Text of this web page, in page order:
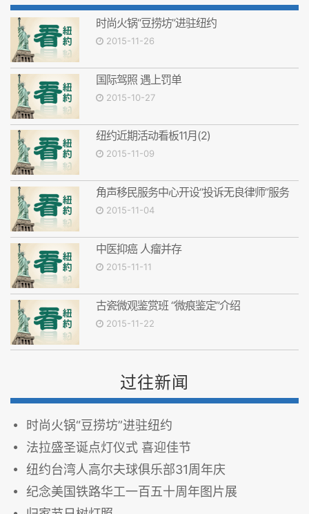
时尚火锅“豆捞坊”进驻纽约
2015-11-26
国际驾照 遇上罚单
2015-10-27
纽约近期活动看板11月(2)
2015-11-09
角声移民服务中心开设“投诉无良律师”服务
2015-11-04
中医抑癌 人瘤并存
2015-11-11
古瓷微观鉴赏班 “微痕鉴定”介绍
2015-11-22
过往新闻
时尚火锅“豆捞坊”进驻纽约
法拉盛圣诞点灯仪式 喜迎佳节
纽约台湾人高尔夫球俱乐部31周年庆
纪念美国铁路华工一百五十周年图片展